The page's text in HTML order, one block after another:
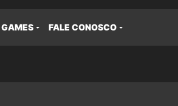
GAMES FALE CONOSCO